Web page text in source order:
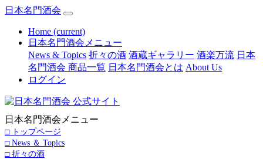
日本名門酒会
Home (current)
日本名門酒会メニュー
News & Topics 折々の酒 酒蔵ギャラリー 酒楽万流 日本
名門酒会 商品一覧 日本名門酒会とは About Us
ログイン
日本名門酒会メニュー
□ トップページ
□ News ＆ Topics
□ 折々の酒